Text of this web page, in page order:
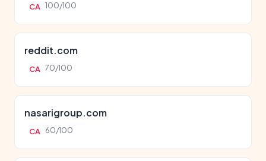
CA 100/100
reddit.com
CA 70/100
nasarigroup.com
CA 60/100